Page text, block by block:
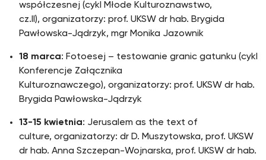
współczesnej (cykl Młode Kulturoznawstwo,
cz.II), organizatorzy: prof. UKSW dr hab. Brygida
Pawłowska-Jądrzyk, mgr Monika Jazownik
18 marca: Fotoesej – testowanie granic gatunku (cykl
Konferencje Załącznika
Kulturoznawczego), organizatorzy: prof. UKSW dr hab.
Brygida Pawłowska-Jądrzyk
13-15 kwietnia: Jerusalem as the text of
culture, organizatorzy: dr D. Muszytowska, prof. UKSW
dr hab. Anna Szczepan-Wojnarska, prof. UKSW dr hab.